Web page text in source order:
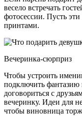
весело встречать
фотосессии. Пусть
принтами.
Вечеринка-сюрприз
Чтобы устроить
подключить фантазию
договориться с
вечеринку. Идеи для
чтобы виновница